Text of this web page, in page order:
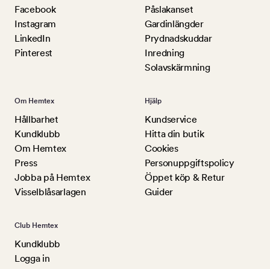
Facebook
Instagram
LinkedIn
Pinterest
Påslakanset
Gardinlängder
Prydnadskuddar
Inredning
Solavskärmning
Om Hemtex
Hållbarhet
Kundklubb
Om Hemtex
Press
Jobba på Hemtex
Visselblåsarlagen
Hjälp
Kundservice
Hitta din butik
Cookies
Personuppgiftspolicy
Öppet köp & Retur
Guider
Club Hemtex
Kundklubb
Logga in